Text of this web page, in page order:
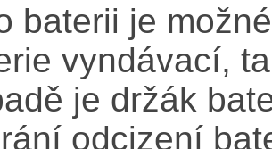
baterii je
vyndávací,
je držák
odcizení